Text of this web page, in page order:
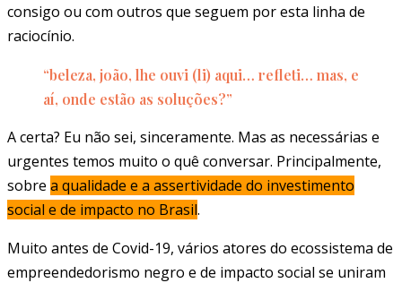
consigo ou com outros que seguem por esta linha de
raciocínio.
“beleza, joão, lhe ouvi (li) aqui… refleti… mas, e
aí, onde estão as soluções?”
A certa? Eu não sei, sinceramente. Mas as necessárias e
urgentes temos muito o quê conversar. Principalmente,
sobre a qualidade e a assertividade do investimento
social e de impacto no Brasil.
Muito antes de Covid-19, vários atores do ecossistema de
empreendedorismo negro e de impacto social se uniram